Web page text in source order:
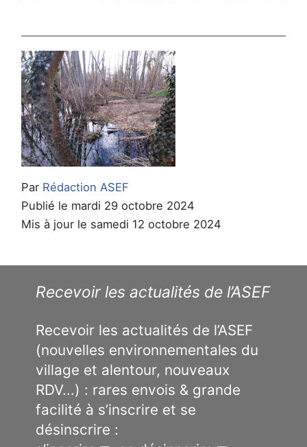
Par Rédaction ASEF
Publié le mardi 29 octobre 2024
Mis à jour le samedi 12 octobre 2024
Recevoir les actualités de l’ASEF
Recevoir les actualités de l’ASEF
(nouvelles environnementales du
village et alentour, nouveaux
RDV...) : rares envois & grande
facilité à s’inscrire et se
désinscrire :